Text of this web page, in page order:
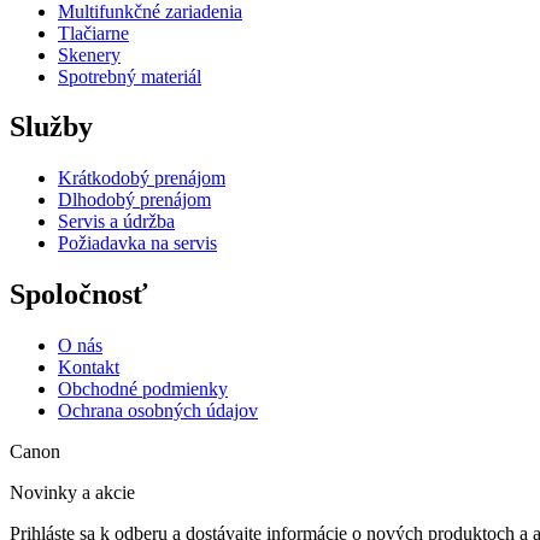
Multifunkčné zariadenia
Tlačiarne
Skenery
Spotrebný materiál
Služby
Krátkodobý prenájom
Dlhodobý prenájom
Servis a údržba
Požiadavka na servis
Spoločnosť
O nás
Kontakt
Obchodné podmienky
Ochrana osobných údajov
Canon
Novinky a akcie
Prihláste sa k odberu a dostávajte informácie o nových produktoch a